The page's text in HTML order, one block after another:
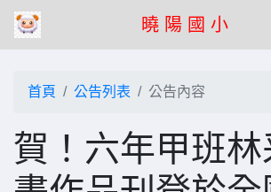
曉 陽 國 小
首頁 公告列表 公告內容
賀！六年甲班林